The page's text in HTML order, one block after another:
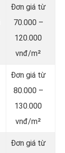
Đơn giá từ
70.000 –
120.000
vnđ/m²
Đơn giá từ
80.000 –
130.000
vnđ/m²
Đơn giá từ